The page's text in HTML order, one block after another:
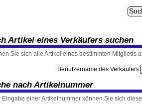
Artikel eines Verkäufers suchen
Sie sich alle Artikel eines bestimmten Mitglieds
Benutzername des Verkäufers
nach Artikelnummer
Eingabe einer Artikelnummer können Sie sich